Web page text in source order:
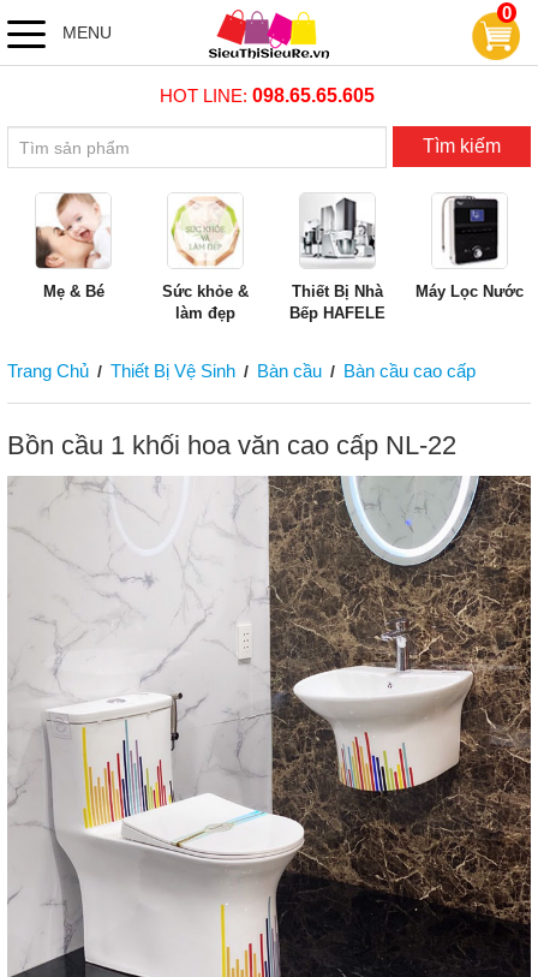
MENU
0
HOT LINE: 098.65.65.605
Tìm kiếm
Mẹ & Bé
Sức khỏe &
làm đẹp
Thiết Bị Nhà
Bếp HAFELE
Máy Lọc Nước
Trang Chủ / Thiết Bị Vệ Sinh / Bàn cầu / Bàn cầu cao cấp
Bồn cầu 1 khối hoa văn cao cấp NL-22